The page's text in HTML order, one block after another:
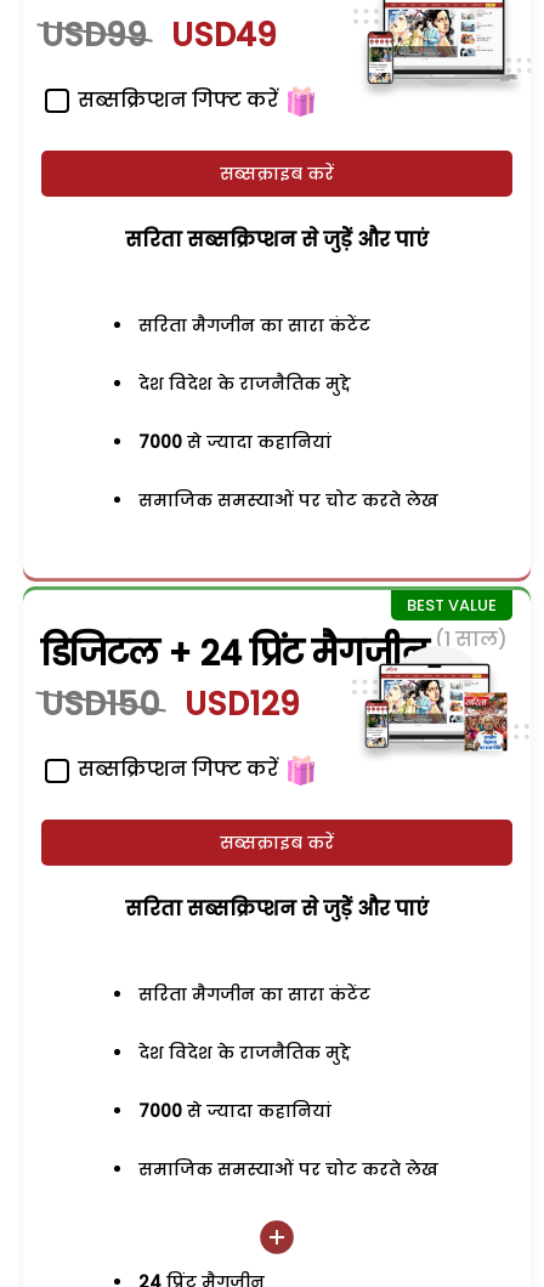
USD99 USD49
सब्सक्रिप्शन गिफ्ट करें
सब्सक्राइब करें
सरिता सब्सक्रिप्शन से जुड़ेें और पाएं
सरिता मैगजीन का सारा कंटेंट
देश विदेश के राजनैतिक मुद्दे
7000 से ज्यादा कहानियां
समाजिक समस्याओं पर चोट करते लेख
डिजिटल + 24 प्रिंट मैगजीन (1 साल)
USD150 USD129
सब्सक्रिप्शन गिफ्ट करें
सब्सक्राइब करें
सरिता सब्सक्रिप्शन से जुड़ेें और पाएं
सरिता मैगजीन का सारा कंटेंट
देश विदेश के राजनैतिक मुद्दे
7000 से ज्यादा कहानियां
समाजिक समस्याओं पर चोट करते लेख
24 प्रिंट मैगजीन